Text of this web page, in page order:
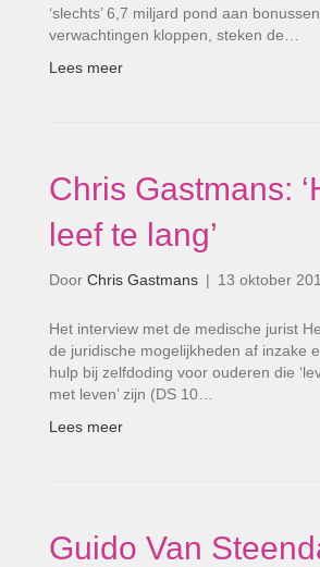
‘slechts’ 6,7 miljard pond aan
verwachtingen kloppen, steken de…
Lees meer
Chris Gastmans:
leef te lang’
Door Chris Gastmans | 13 oktober
Het interview met de medische jurist
de juridische mogelijkheden af inzake
hulp bij zelfdoding voor ouderen die
met leven’ zijn (DS 10…
Lees meer
Guido Van